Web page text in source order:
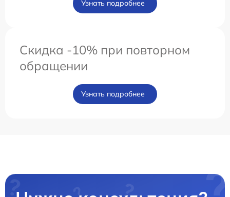
Узнать подробнее
Скидка -10% при повторном
обращении
Узнать подробнее